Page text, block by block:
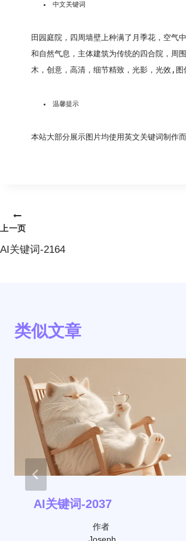
中文关键词
田园庭院，四周墙壁上种满了月季花，空气
和自然气息，主体建筑为传统的四合院，周
木，创意，高清，细节精致，光影，光
温馨提示
本站大部分展示图片均使用英文关键词制作
文
章
上一页
AI关键词-2164
类似文章
AI关键词-2037
作者